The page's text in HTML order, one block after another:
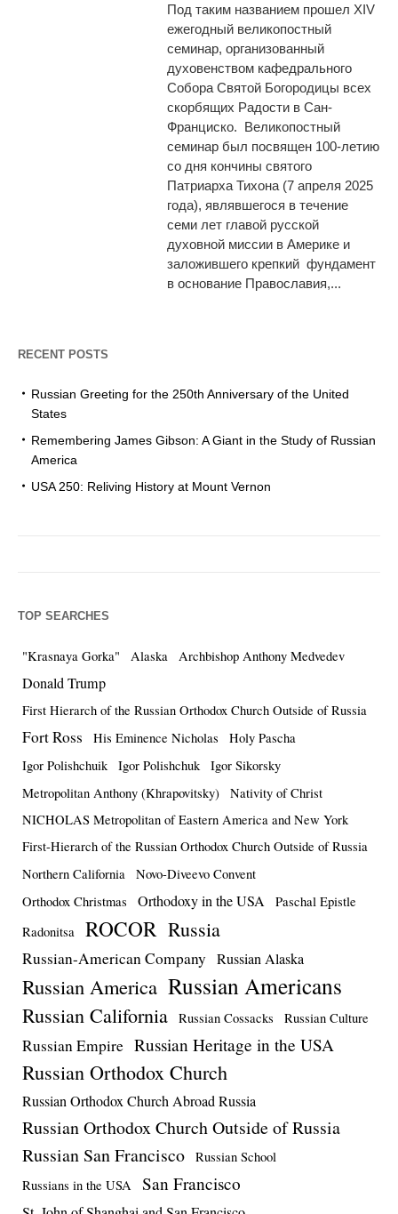
Под таким названием прошел XIV
ежегодный великопостный
семинар, организованный
духовенством кафедрального
Собора Святой Богородицы всех
скорбящих Радости в Сан-
Франциско. Великопостный
семинар был посвящен 100-летию
со дня кончины святого
Патриарха Тихона (7 апреля 2025
года), являвшегося в течение
семи лет главой русской
духовной миссии в Америке и
заложившего крепкий фундамент
в основание Православия,...
RECENT POSTS
Russian Greeting for the 250th Anniversary of the United
States
Remembering James Gibson: A Giant in the Study of Russian
America
USA 250: Reliving History at Mount Vernon
TOP SEARCHES
"Krasnaya Gorka" Alaska Archbishop Anthony Medvedev
Donald Trump
First Hierarch of the Russian Orthodox Church Outside of Russia
Fort Ross His Eminence Nicholas
Holy Pascha
Igor Polishchuik
Igor Polishchuk
Igor Sikorsky
Metropolitan Anthony (Khrapovitsky)
Nativity of Christ
NICHOLAS Metropolitan of Eastern America and New York
First-Hierarch of the Russian Orthodox Church Outside of Russia
Northern California
Novo-Diveevo Convent
Orthodox Christmas
Orthodoxy in the USA
Paschal Epistle
Radonitsa
ROCOR Russia
Russian-American Company Russian Alaska
Russian America Russian Americans
Russian California Russian Cossacks Russian Culture
Russian Empire Russian Heritage in the USA
Russian Orthodox Church
Russian Orthodox Church Abroad Russia
Russian Orthodox Church Outside of Russia
Russian San Francisco
Russian School
Russians in the USA
San Francisco